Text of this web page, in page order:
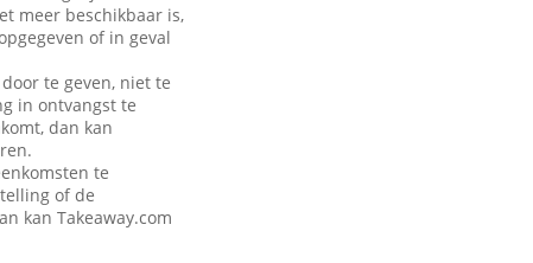
meer beschikbaar is,
of in geval
te geven, niet te
in ontvangst te
dan kan
te
of de
kan Takeaway.com